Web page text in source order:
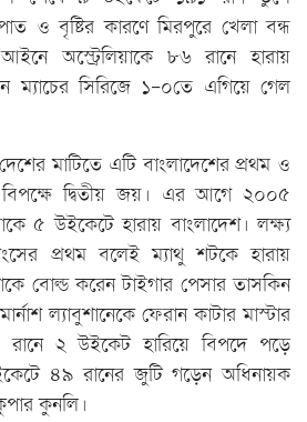
ও বৃষ্টির কারণে মিরপুরে খেলা বন্ধ
অস্ট্রেলিয়াকে ৮৬ রানে হারায়
ম্যাচের সিরিজে ১-০তে এগিয়ে গেল
মাটিতে এটি বাংলাদেশের প্রথম ও
বিপক্ষে দ্বিতীয় জয়। এর আগে ২০০৫
৫ উইকেটে হারায় বাংলাদেশ। লক্ষ্য
প্রথম বলেই ম্যাথু শটকে হারায়
বোল্ড করেন টাইগার পেসার তাসকিন
ল্যাবুশানেকে ফেরান কাটার মাস্টার
রানে ২ উইকেট হারিয়ে বিপদে পড়ে
৪৯ রানের জুটি গড়েন অধিনায়ক
কুনলি।